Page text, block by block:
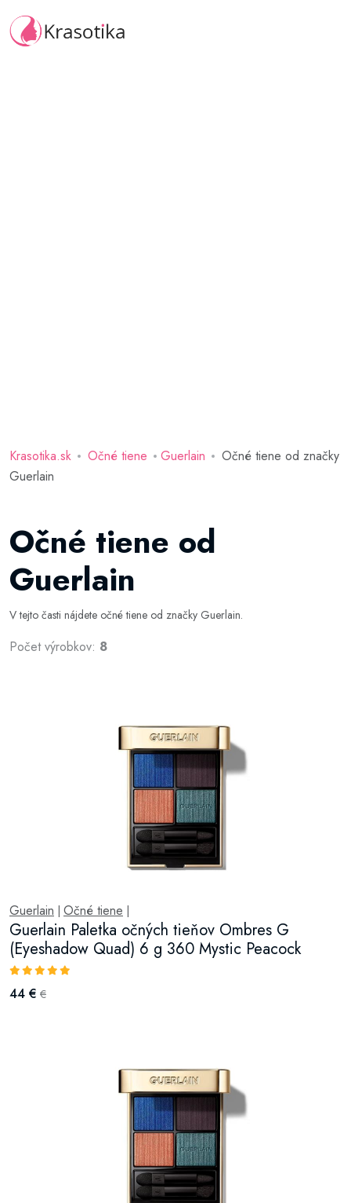
Krasotika.sk Očné tiene Guerlain
Očné tiene od značky
Guerlain
Očné tiene od
Guerlain
V tejto časti nájdete očné tiene od značky Guerlain.
Počet výrobkov: 8
Guerlain Očné tiene
Guerlain Paletka očných tieňov Ombres G
(Eyeshadow Quad) 6 g 360 Mystic Peacock
44 € €